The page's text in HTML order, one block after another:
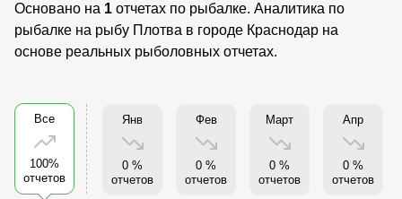
Основано на 1 отчетах по рыбалке. Аналитика по
рыбалке на рыбу Плотва в городе Краснодар на
основе реальных рыболовных отчетах.
Все
100%
отчетов
Янв
0 %
отчетов
Фев
0 %
отчетов
Март
0 %
отчетов
Апр
0 %
отчетов